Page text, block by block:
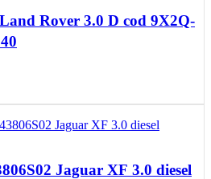
Rover 3.0 D cod 9X2Q-
Jaguar XF 3.0 diesel